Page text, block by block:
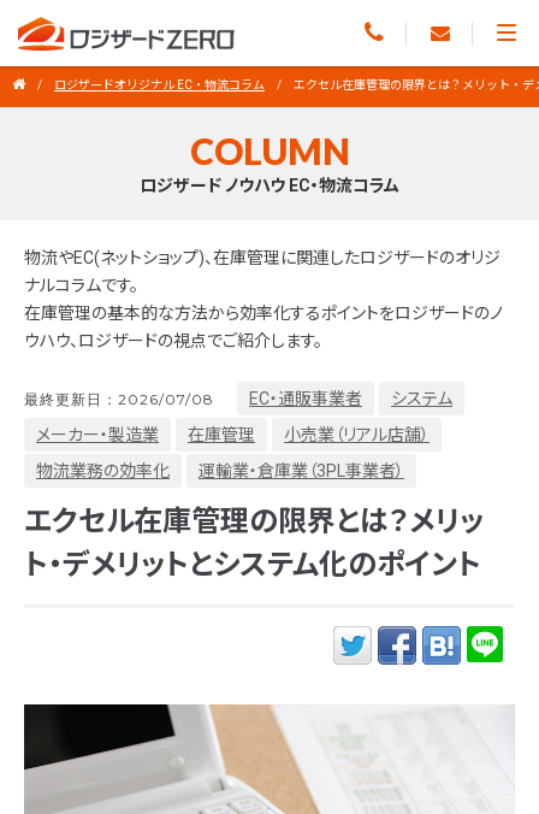
ロジザードオリジナル EC・物流コラム エクセル在庫管理の限界とは？メリット・
COLUMN
ロジザード ノウハウ EC・物流コラム
物流やEC(ネットショップ)、在庫管理に関連したロジザードのオリジ
ナルコラムです。
在庫管理の基本的な方法から効率化するポイントをロジザードのノ
ウハウ、ロジザードの視点でご紹介します。
最終更新日：2026/07/08 EC・通販事業者
システム
メーカー・製造業
在庫管理
小売業（リアル店舗）
物流業務の効率化
運輸業・倉庫業（3PL事業者）
エクセル在庫管理の限界とは？メリッ
ト・デメリットとシステム化のポイント